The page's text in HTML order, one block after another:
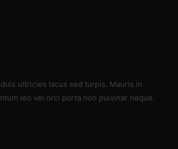
ultricies lacus sed turpis. Mauris in
leo vel orci porta non pulvinar neque.